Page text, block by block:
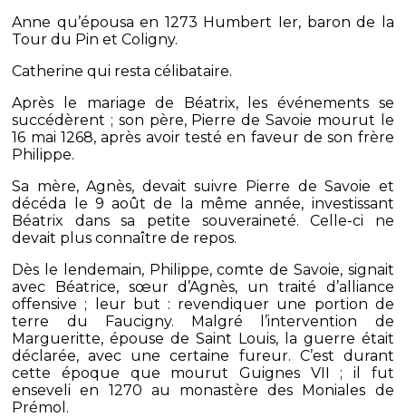
Anne qu’épousa en 1273 Humbert Ier, baron de la
Tour du Pin et Coligny.
Catherine qui resta célibataire.
Après le mariage de Béatrix, les événements se
succédèrent ; son père, Pierre de Savoie mourut le
16 mai 1268, après avoir testé en faveur de son frère
Philippe.
Sa mère, Agnès, devait suivre Pierre de Savoie et
décéda le 9 août de la même année, investissant
Béatrix dans sa petite souveraineté. Celle-ci ne
devait plus connaître de repos.
Dès le lendemain, Philippe, comte de Savoie, signait
avec Béatrice, sœur d’Agnès, un traité d’alliance
offensive ; leur but : revendiquer une portion de
terre du Faucigny. Malgré l’intervention de
Margueritte, épouse de Saint Louis, la guerre était
déclarée, avec une certaine fureur. C’est durant
cette époque que mourut Guignes VII ; il fut
enseveli en 1270 au monastère des Moniales de
Prémol.